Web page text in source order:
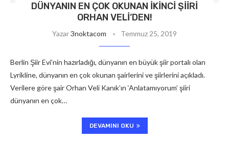
DÜNYANIN EN ÇOK OKUNAN İKINCI ŞIIRI
ORHAN VELI’DEN!
Yazar3noktacom Temmuz 25, 2019
Berlin Şiir Evi’nin hazırladığı, dünyanın en büyük şiir portalı olan
Lyrikline, dünyanın en çok okunan şairlerini ve şiirlerini açıkladı.
Verilere göre şair Orhan Veli Kanık’ın ‘Anlatamıyorum’ şiiri
dünyanın en çok…
DEVAMINI OKU